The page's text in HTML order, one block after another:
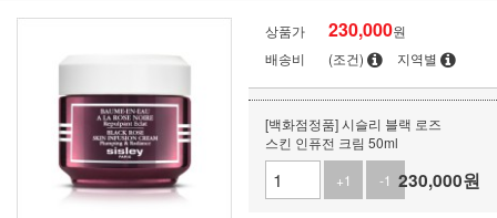
상품가 230,000원
배송비
(조건) 지역별
[백화점정품] 시슬리 블랙 로즈
스킨 인퓨전 크림 50ml
+1
-1 230,000원